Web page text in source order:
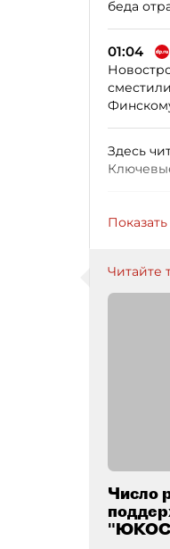
беда
01:04
Здесь
Читайте
Число